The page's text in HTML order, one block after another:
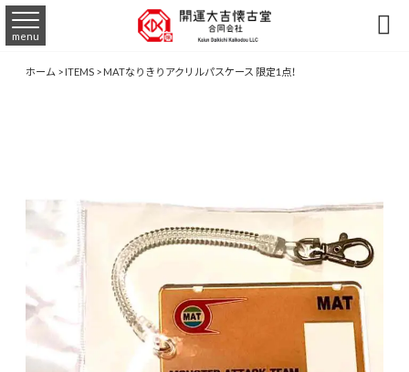
menu 
ホーム>ITEMS>MATなりきりアクリルパスケース 限定1点！